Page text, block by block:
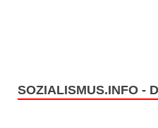
SOZIALISMUS.INFO -